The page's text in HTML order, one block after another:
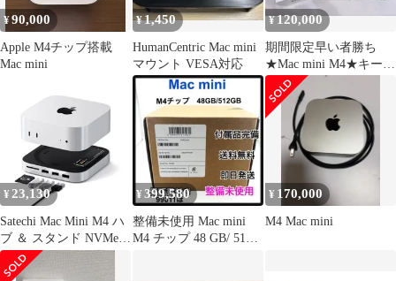
滑り止め付き ゲーム/絵
描き用 iPad Promini
¥90,000
Apple M4チップ搭載
Mac mini
¥1,450
HumanCentric Mac mini
マウント VESA対応
¥120,000
期間限定早い者勝ち
★Mac mini M4★キーボ
ード、マウス付属！
¥ 23,130
Satechi Mac Mini M4 ハ
ブ ＆ スタンド NVMe
SSDケース付き、最大
10Gbps USB-Aポート
¥ 399,580
整備未使用 Mac mini
M4 チップ 48 GB/ 512
¥ 170,000
M4 Mac mini